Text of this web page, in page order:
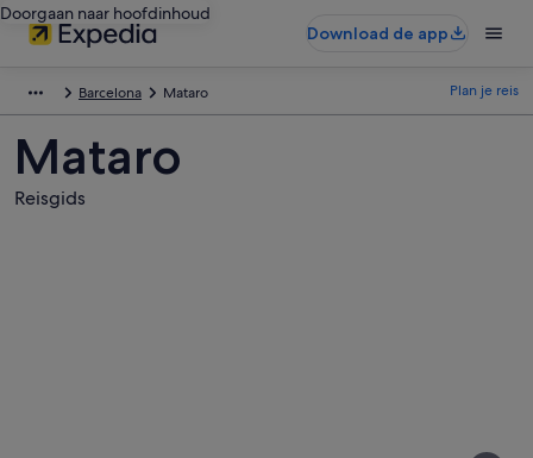
Doorgaan naar hoofdinhoud
Download de app
Barcelona Mataro Plan je reis
Mataro
Reisgids